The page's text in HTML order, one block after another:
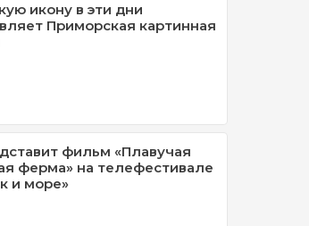
икону в эти дни
Приморская картинная
фильм «Плавучая
ферма» на телефестивале
и море»